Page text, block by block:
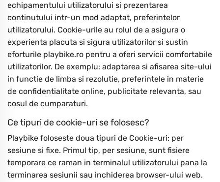
echipamentului utilizatorului si prezentarea
continutului intr-un mod adaptat, preferintelor
utilizatorului. Cookie-urile au rolul de a asigura o
experienta placuta si sigura utilizatorilor si sustin
eforturile playbike.ro pentru a oferi servicii comfortabile
utilizatorilor. De exemplu: adaptarea si afisarea site-ului
in functie de limba si rezolutie, preferintele in materie
de confidentialitate online, publicitate relevanta, sau
cosul de cumparaturi.
Ce tipuri de cookie-uri se folosesc?
Playbike foloseste doua tipuri de Cookie-uri: per
sesiune si fixe. Primul tip, per sesiune, sunt fisiere
temporare ce raman in terminalul utilizatorului pana la
terminarea sesiunii sau inchiderea browser-ului web.